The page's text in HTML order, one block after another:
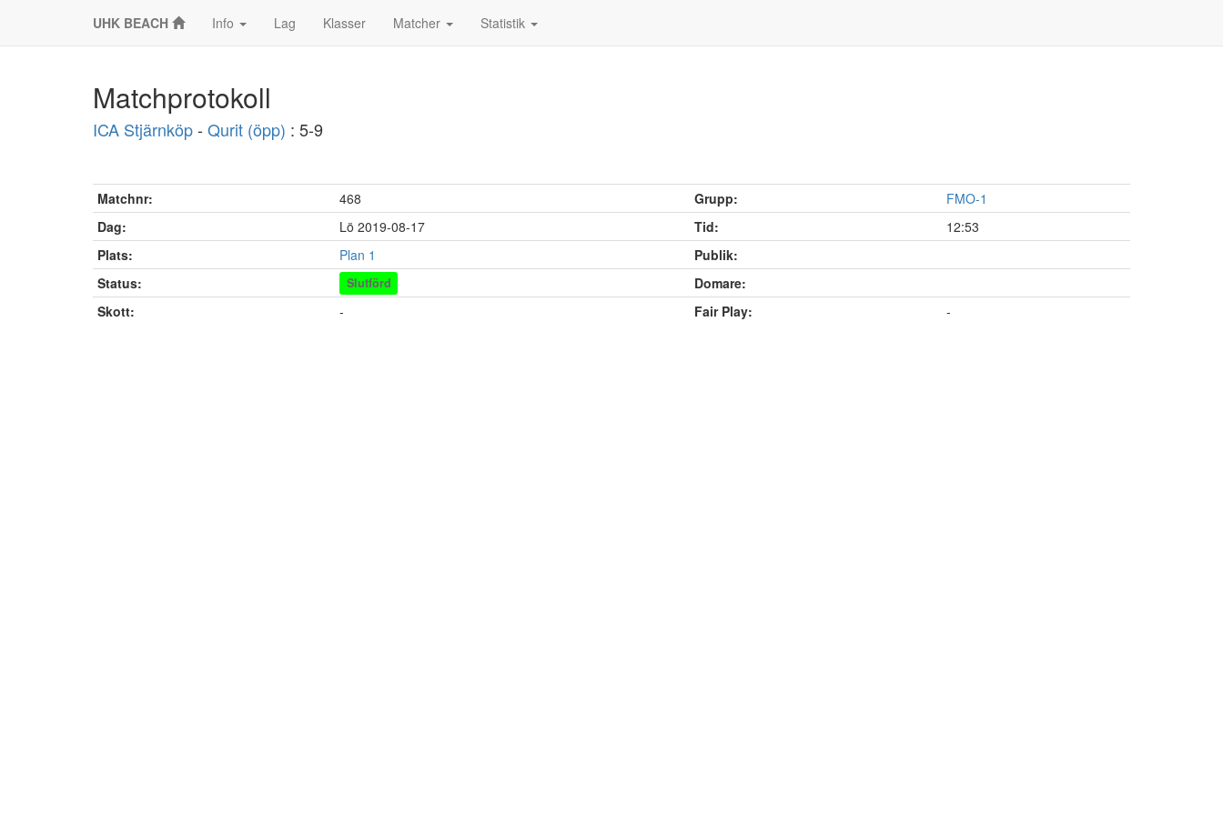
UHK BEACH Info Lag Klasser Matcher Statistik
Matchprotokoll
ICA Stjärnköp- Qurit (öpp) : 5-9
Matchnr: 468 Grupp:
FMO-1
Dag:
Lö 2019-08-17 Tid:
12:53
Plats:
Plan 1
Publik:
Status:
Slutförd
Domare:
Skott:
- Fair Play: -